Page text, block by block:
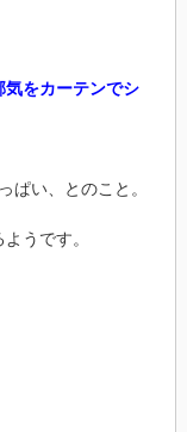
気をカーテンでシ
ぱい、とのこと。
うです。